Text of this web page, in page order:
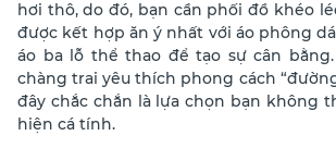
hơi thô, do đó, bạn cần phối đồ khéo
được kết hợp ăn ý nhất với áo phông
áo ba lỗ thể thao để tạo sự cân
chàng trai yêu thích phong cách
đây chắc chắn là lựa chọn bạn không
hiện cá tính.